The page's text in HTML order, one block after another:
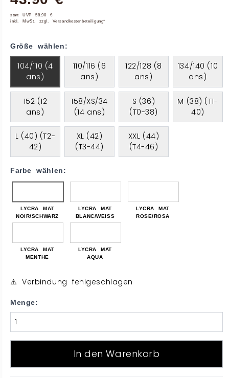
statt UVP 58,90 €
inkl. MwSt. zzgl. Versandkostenbeteiligung*
Größe wählen:
104/110 (4
ans)
110/116 (6
ans)
122/128 (8
ans)
134/140 (10
ans)
152 (12
ans)
158/XS/34
(14 ans)
S (36)
(T0-38)
M (38) (T1-
40)
L (40) (T2-
42)
XL (42)
(T3-44)
XXL (44)
(T4-46)
Farbe wählen:
LYCRA MAT
NOIR/SCHWARZ
LYCRA MAT
BLANC/WEISS
LYCRA MAT
ROSE/ROSA
LYCRA MAT
MENTHE
LYCRA MAT
AQUA
⚠️ Verbindung fehlgeschlagen
Menge:
In den Warenkorb